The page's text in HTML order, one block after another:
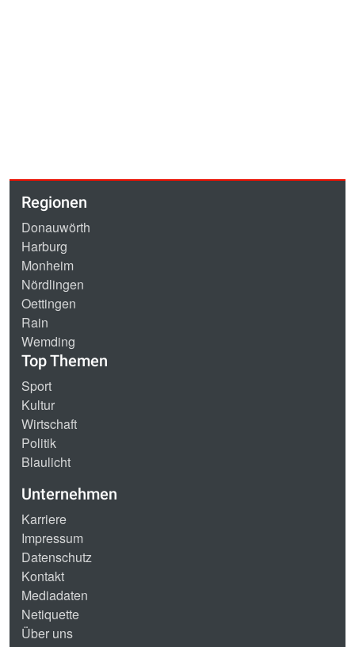
Regionen
Donauwörth
Harburg
Monheim
Nördlingen
Oettingen
Rain
Wemding
Top Themen
Sport
Kultur
Wirtschaft
Politik
Blaulicht
Unternehmen
Karriere
Impressum
Datenschutz
Kontakt
Mediadaten
Netiquette
Über uns